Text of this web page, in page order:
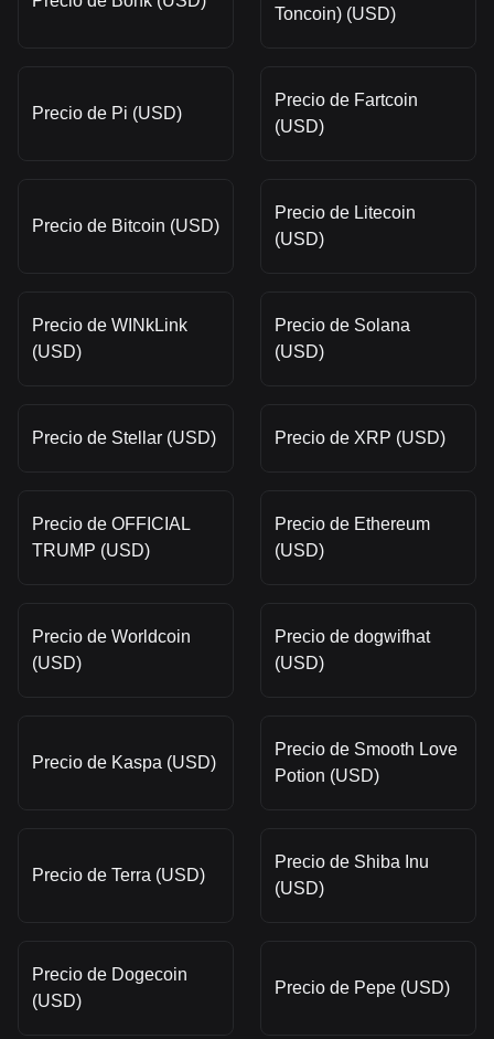
Toncoin) (USD)
Precio de Pi (USD)
Precio de Fartcoin
(USD)
Precio de Bitcoin (USD)
Precio de Litecoin
(USD)
Precio de WINkLink
(USD)
Precio de Solana
(USD)
Precio de Stellar (USD) Precio de XRP (USD)
Precio de OFFICIAL
TRUMP (USD)
Precio de Ethereum
(USD)
Precio de Worldcoin
(USD)
Precio de dogwifhat
(USD)
Precio de Kaspa (USD)
Precio de Smooth Love
Potion (USD)
Precio de Terra (USD)
Precio de Shiba Inu
(USD)
Precio de Dogecoin
(USD)
Precio de Pepe (USD)